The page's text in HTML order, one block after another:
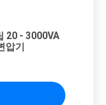
20 - 3000VA
압기